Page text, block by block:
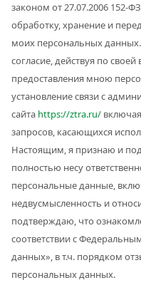
законом от 27.07.2006 152-
обработку, хранение и
моих персональных
согласие, действуя по
предоставления мною
установление связи с
сайта https://ztra.ru/
запросов, касающихся
Настоящим, я признаю и
полностью несу
персональные данные,
недвусмысленность и
подтверждаю, что
соответствии с
данных», в т.ч. порядком
персональных данных.